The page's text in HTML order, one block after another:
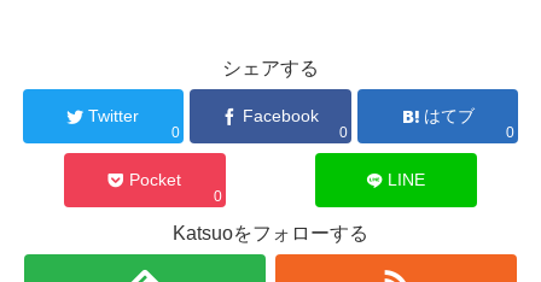
シェアする
Twitter
0
Facebook
0
はてブ
0
Pocket
0
LINE
Katsuoをフォローする